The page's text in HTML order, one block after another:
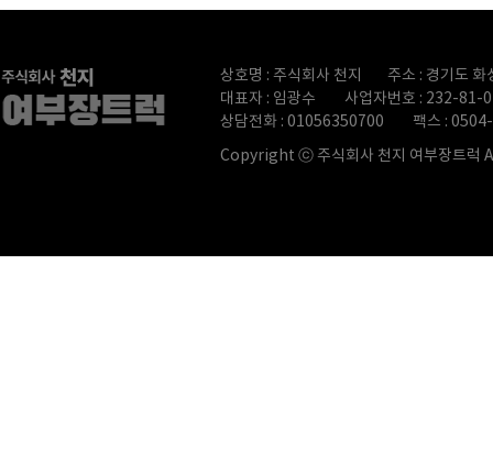
상호명 : 주식회사 천지
주소 : 경기도
대표자 : 임광수
사업자번호 : 232-81-
상담전화 : 01056350700
팩스 :
Copyright ⓒ주식회사 천지 여부장트